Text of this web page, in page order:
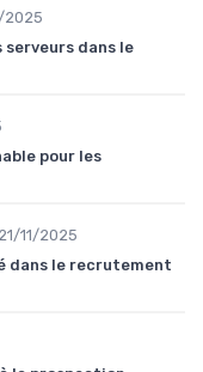
2025
serveurs dans le
pour les
21/11/2025
dans le recrutement